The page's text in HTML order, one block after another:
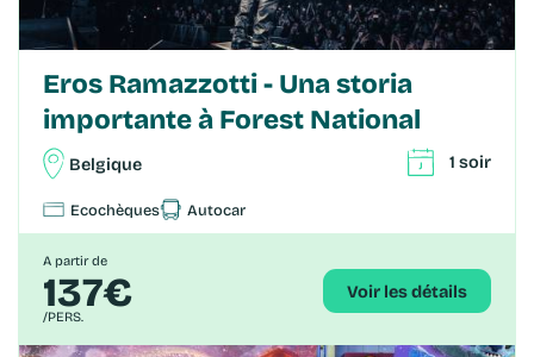
Eros Ramazzotti - Una storia
importante à Forest National
Belgique 1 soir
Ecochèques Autocar
A partir de
137€
/PERS.
Voir les détails